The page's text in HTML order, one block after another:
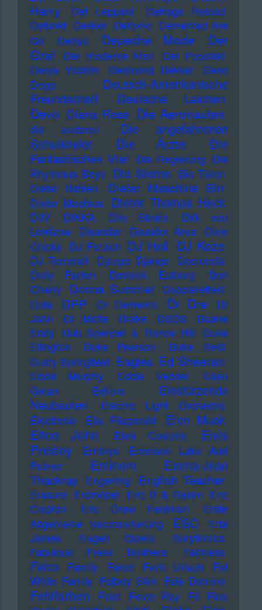
Harry
Def Leppard
Defrage Reload
Defunkt Dekker Delfonic Demented Are
Go
Denyo Depeche Mode
Der
Graf
Der moderne Man
Der Popolski
Derya Yildirim
Desmond Dekker
Deso
Dogg
Deutsch-Amerikanische
Freundschaft
Deutsche Laichen
Devo Diana Ross Die Aeronauten
die anderen
Die angefahrenen
Schulkinder
Die Ärzte
Die
Fantastischen Vier Die Regierung Die
Rhythmus Boys Die Sterne Die Türen
Dieter Bohlen
Dieter Maschine Birr
Dieter Moebius Dieter Thomas Heck
DiIV DIKKA Dire Straits
Dirk von
Lowtzow
Disarstar Disaster Area
Dixie
Chicks DJ Fetisch DJ Hell DJ Koze
DJ Tomcraft Django Django
Doctorella
Dolly Parton
Dominik Eulberg
Don
Cherry Donna Summer Dopplereffekt
Dota
DPP Dr Demento Dr Dre
Dr
John
Dr Motte Drake DSDS
Duane
Eddy
Dub Spencer & Trance Hill
Duke
Ellington
Duke Pearson
Duke Reid
Dusty Springfield Eagles Ed Sheeran
Eddie Murphy Eddie Vedder
Eden
Golan
Editors
Einstürzende
Neubauten
Electric Light Orchestra
Electronic
Ella Fitzgerald Elon Musk
Elton John Elvis Costello
Elvis
Presley
Embryo
Emerson Lake And
Palmer
Eminem
Emma-Jean
Thackray
Engerling English Teacher
Erasure Erdmöbel Eric B & Rakim Eric
Clapton
Eric Drew Feldman
Erste
Allgemeine Verunsicherung
ESC
Etta
James
Eugen Cicero
Eurythmics
Fabulous Freak Brothers
Faithless
Falco Family Farce Farin Urlaub
Fat
White Family Fatboy Slim Fats Domino
Fehlfarben Feist Fever Ray Fil
Fine